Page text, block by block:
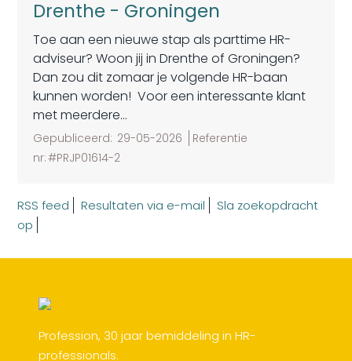
Drenthe - Groningen
Toe aan een nieuwe stap als parttime HR-
adviseur? Woon jij in Drenthe of Groningen?
Dan zou dit zomaar je volgende HR-baan
kunnen worden! Voor een interessante klant
met meerdere...
Gepubliceerd: 29-05-2026
Referentie
nr:#PRJP01614-2
RSS feed Resultaten via e-mail
Sla zoekopdracht
op
Profession, 30 jaar bemiddeling in HR-
professionals.